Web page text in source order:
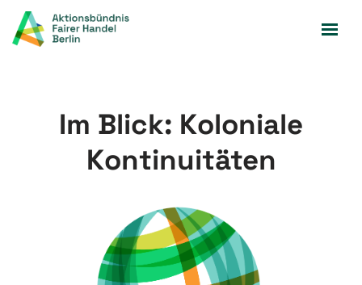
Zum
Im Blick: Koloniale
Kontinuitäten